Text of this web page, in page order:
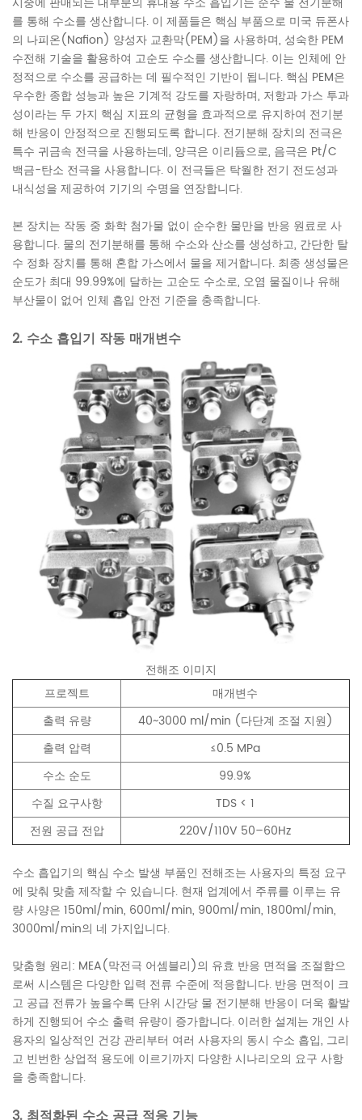
를 통해 수소를 생산합니다. 이 제품들은 핵심 부품으로 미국 듀폰사
의 나피온(Nafion) 양성자 교환막(PEM)을 사용하며, 성숙한 PEM
수전해 기술을 활용하여 고순도 수소를 생산합니다. 이는 인체에 ​​안
정적으로 수소를 공급하는 데 필수적인 기반이 됩니다. 핵심 PEM은
우수한 종합 성능과 높은 기계적 강도를 자랑하며, 저항과 가스 투과
성이라는 두 가지 핵심 지표의 균형을 효과적으로 유지하여 전기분
해 반응이 안정적으로 진행되도록 합니다. 전기분해 장치의 전극은
특수 귀금속 전극을 사용하는데, 양극은 이리듐으로, 음극은 Pt/C
백금-탄소 전극을 사용합니다. 이 전극들은 탁월한 전기 전도성과
내식성을 제공하여 기기의 수명을 연장합니다.
본 장치는 작동 중 화학 첨가물 없이 순수한 물만을 반응 원료로 사
용합니다. 물의 전기분해를 통해 수소와 산소를 생성하고, 간단한 탈
수 정화 장치를 통해 혼합 가스에서 물을 제거합니다. 최종 생성물은
순도가 최대 99.99%에 달하는 고순도 수소로, 오염 물질이나 유해
부산물이 없어 인체 흡입 안전 기준을 충족합니다.
2. 수소 흡입기 작동 매개변수
전해조 이미지
프로젝트
매개변수
출력 유량
40~3000 ml/min (다단계 조절 지원)
출력 압력
≤0.5 MPa
수소 순도
99.9%
수질 요구사항
TDS < 1
전원 공급 전압
220V/110V 50–60Hz
수소 흡입기의 핵심 수소 발생 부품인 전해조는 사용자의 특정 요구
에 맞춰 맞춤 제작할 수 있습니다. 현재 업계에서 주류를 이루는 유
량 사양은 150ml/min, 600ml/min, 900ml/min, 1800ml/min,
3000ml/min의 네 가지입니다.
맞춤형 원리: MEA(막전극 어셈블리)의 유효 반응 면적을 조절함으
로써 시스템은 다양한 입력 전류 수준에 적응합니다. 반응 면적이 크
고 공급 전류가 높을수록 단위 시간당 물 전기분해 반응이 더욱 활발
하게 진행되어 수소 출력 유량이 증가합니다. 이러한 설계는 개인 사
용자의 일상적인 건강 관리부터 여러 사용자의 동시 수소 흡입, 그리
고 빈번한 상업적 용도에 이르기까지 다양한 시나리오의 요구 사항
을 충족합니다.